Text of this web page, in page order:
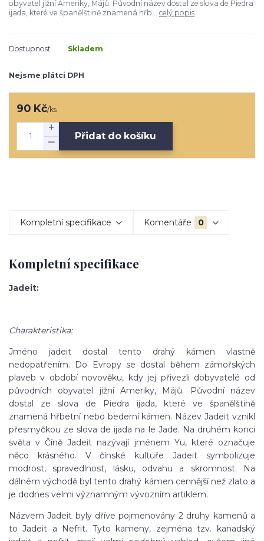
obyvatel jižní Ameriky, Májů. Původní název dostal ze slova de Piedra
ijada, které ve španělštině znamená hřb... celý popis
Dostupnost Skladem
Nejsme plátci DPH
90 Kč/ks
Přidat do košíku
Kompletní specifikace Komentáře 0
Kompletní specifikace
Jadeit:
Charakteristika:
Jméno jadeit dostal tento drahý kámen vlastně
nedopatřením. Do Evropy se dostal během zámořských
plaveb v období novověku, kdy jej přivezli dobyvatelé od
původních obyvatel jižní Ameriky, Májů. Původní název
dostal ze slova de Piedra ijada, které ve španělštině
znamená hřbetní nebo bederní kámen. Název Jadeit vznikl
přesmyčkou ze slova de ijada na le Jade. Na druhém konci
světa v Číně Jadeit nazývají jménem Yu, které označuje
něco krásného. V čínské kultuře Jadeit symbolizuje
modrost, spravedlnost, lásku, odvahu a skromnost. Na
dálném východě byl tento drahý kámen cennější než zlato a
je dodnes velmi významným vývozním artiklem.
Názvem Jadeit byly dříve pojmenovány 2 druhy kamenů a
to Jadeit a Nefrit. Tyto kameny, zejména tzv. kanadský